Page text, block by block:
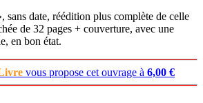
sans date, réédition plus complète de celle
de 32 pages + couverture, avec une
en bon état.
vous propose cet ouvrage à 6,00 €